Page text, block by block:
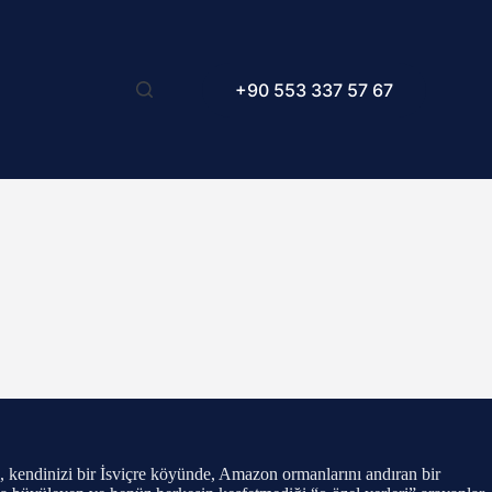
+90 553 337 57 67
bir İsviçre köyünde, Amazon ormanlarını andıran bir